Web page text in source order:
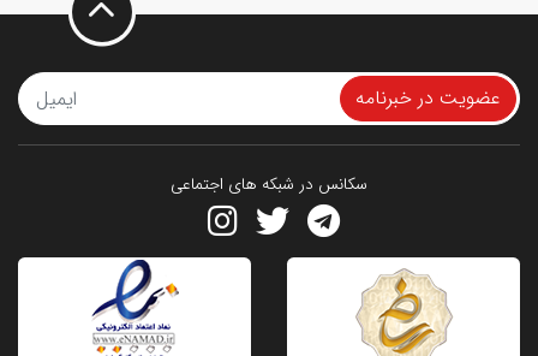
عضویت در خبرنامه
سکانس در شبکه های اجتماعی